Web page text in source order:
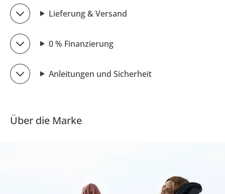
Lieferung & Versand
0 % Finanzierung
Anleitungen und Sicherheit
Über die Marke